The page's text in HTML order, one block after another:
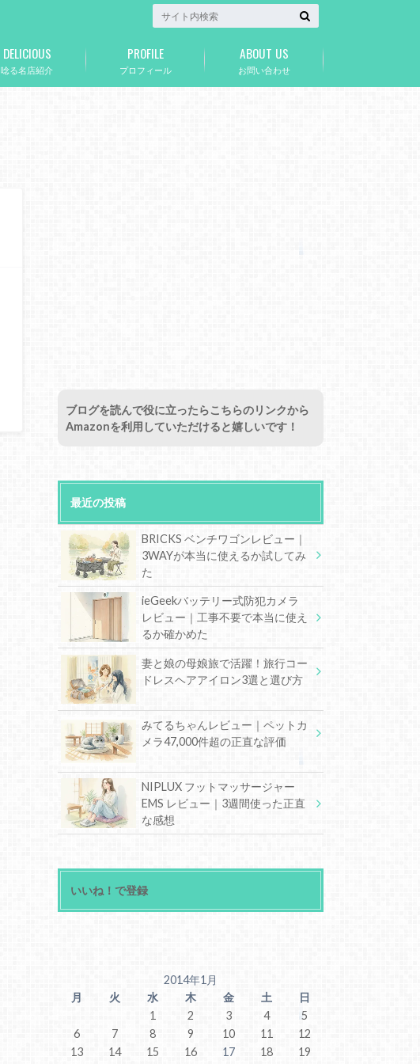
唸る名店紹介
DELICIOUS
プロフィール
PROFILE
お問い合わせ
ABOUT US
ブログを読んで役に立ったらこちらのリンクから
Amazonを利用していただけると嬉しいです！
最近の投稿
BRICKS ベンチワゴンレビュー｜
3WAYが本当に使えるか試してみ
た
ieGeekバッテリー式防犯カメラ
レビュー｜工事不要で本当に使え
るか確かめた
妻と娘の母娘旅で活躍！旅行コー
ドレスヘアアイロン3選と選び方
みてるちゃんレビュー｜ペットカ
メラ47,000件超の正直な評価
NIPLUX フットマッサージャー
EMS レビュー｜3週間使った正直
な感想
いいね！で登録
2014年1月
月
火 水 木 金 土
日
1
2 3 4
5
6
7 8 9 10 11
12
13
14 15 16 17 18
19